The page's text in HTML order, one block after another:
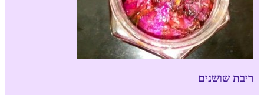
ריבת שושנים